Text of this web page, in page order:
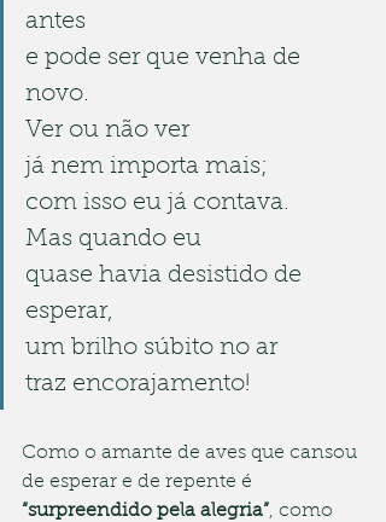
antes
e pode ser que venha de
novo.
Ver ou não ver
já nem importa mais;
com isso eu já contava.
Mas quando eu
quase havia desistido de
esperar,
um brilho súbito no ar
traz encorajamento!
Como o amante de aves que cansou
de esperar e de repente é
“surpreendido pela alegria”, como